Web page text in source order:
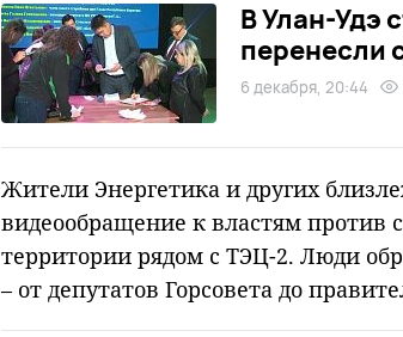
В Улан-Удэ
перенесли
6 декабря, 20:44
Жители Энергетика и других
видеообращение к властям против
территории рядом с ТЭЦ-2. Люди
– от депутатов Горсовета до